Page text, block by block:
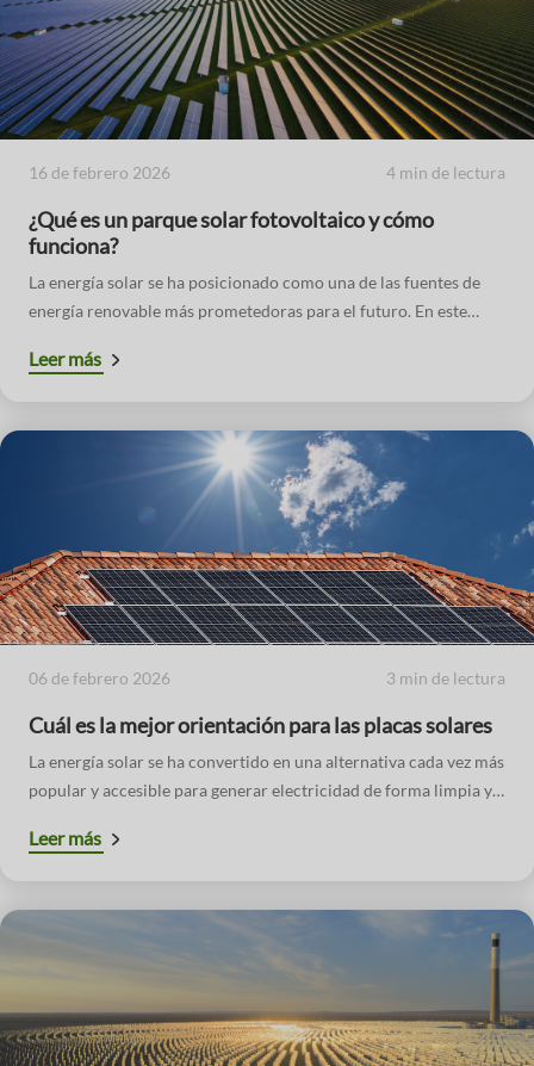
16 de febrero 2026 4 min de lectura
¿Qué es un parque solar fotovoltaico y cómo
funciona?
La energía solar se ha posicionado como una de las fuentes de
energía renovable más prometedoras para el futuro. En este
crucial en la producción de electricidad limpia a gran escala.
Leer más
06 de febrero 2026 3 min de lectura
Cuál es la mejor orientación para las placas solares
La energía solar se ha convertido en una alternativa cada vez más
popular y accesible para generar electricidad de forma limpia y
de las preguntas clave que te harás es: ¿cuál es la mejor
ya que depende de varios factores. En este artículo, te guiaremos
a través de los conceptos clave para que puedas tomar la mejor
Leer más